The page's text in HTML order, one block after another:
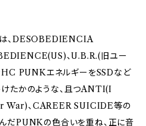
は、DESOBEDIENCIA
、U.B.R.(旧ユー
HC PUNKエネルギーをSSDなど
たかのような、且つANTI(I
、CAREER SUICIDE等の
だPUNKの色合いを重ね、正に音